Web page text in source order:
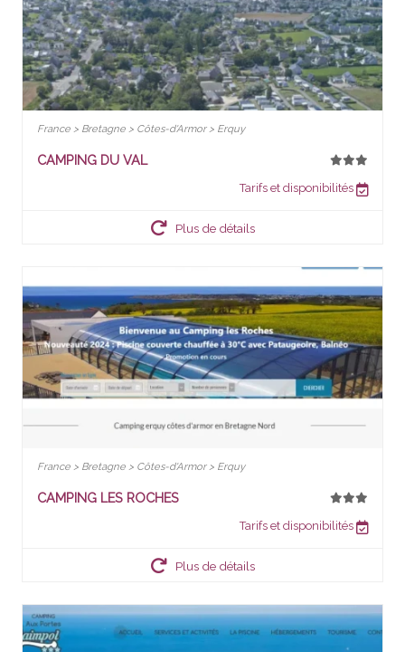
France > Bretagne > Côtes-d'Armor > Erquy
CAMPING DU VAL
Tarifs et disponibilités
Plus de détails
France > Bretagne > Côtes-d'Armor > Erquy
CAMPING LES ROCHES
Tarifs et disponibilités
Plus de détails